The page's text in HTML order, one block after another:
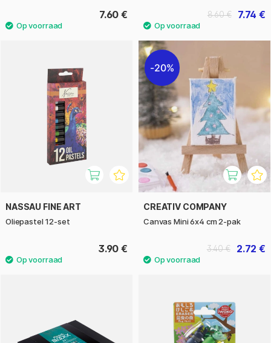
7.60 € 7.74 €
8.60 €
NASSAU FINE ART
Oliepastel 12-set
3.90 €
20%
CREATIV COMPANY
Canvas Mini 6x4 cm 2-pak
2.72 €
3.40 €